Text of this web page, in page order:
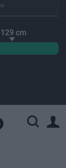
cm